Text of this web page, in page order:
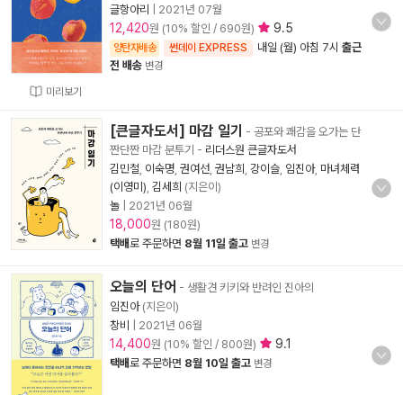
미리보기
글항아리
2021년 07월
12,420원 (10% 할인 / 690원) 9.5
양탄자배송 썬데이 EXPRESS 내일 (월) 아침 7시 출근
전 배송 변경
[큰글자도서] 마감 일기
- 공포와 쾌감을 오가는 단
짠단짠 마감 분투기 - 리더스원 큰글자도서
김민철 이숙명 권여선 권남희 강이슬 임진아, 마녀체력
(이영미) 김세희 (지은이)
놀
2021년 06월
18,000원 (180원)
택배로 주문하면 8월 11일 출고 변경
오늘의 단어 - 생활견 키키와 반려인 진아의
임진아(지은이)
창비
2021년 06월
14,400원 (10% 할인 / 800원) 9.1
택배로 주문하면 8월 10일 출고 변경